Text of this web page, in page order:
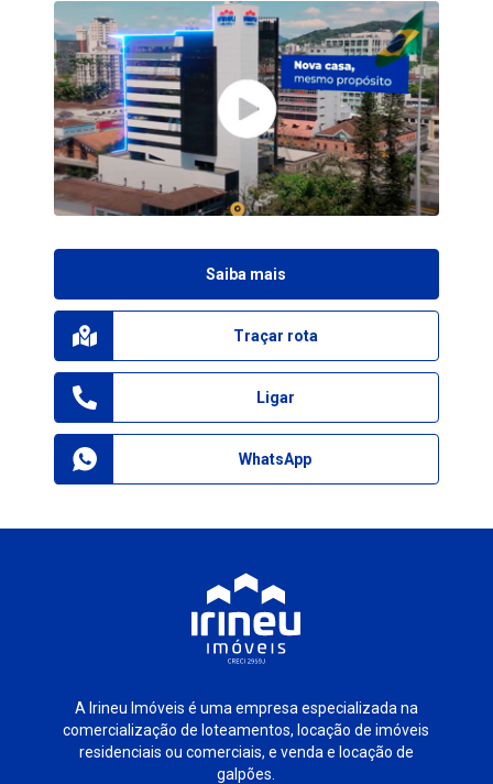
Saiba mais
Traçar rota
Ligar
WhatsApp
A Irineu Imóveis é uma empresa especializada na
comercialização de loteamentos, locação de imóveis
residenciais ou comerciais, e venda e locação de
galpões.